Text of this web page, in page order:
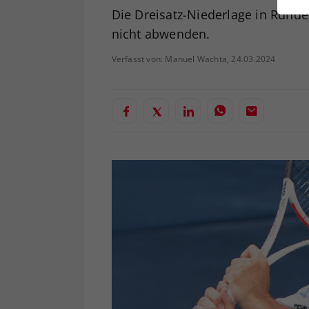
Die Dreisatz-Niederlage in
nicht abwenden.
Verfasst von: Manuel Wachta, 24.03.2024